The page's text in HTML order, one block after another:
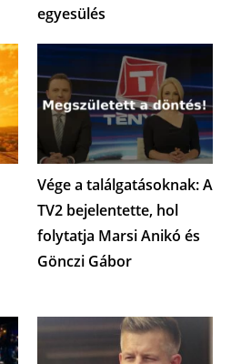
egyesülés
Vége a találgatásoknak: A
TV2 bejelentette, hol
folytatja Marsi Anikó és
Gönczi Gábor